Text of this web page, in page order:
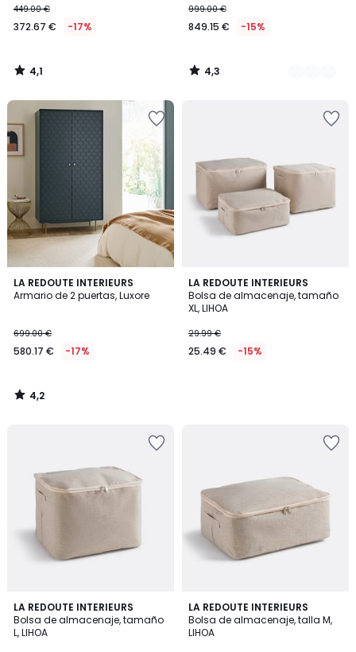
449.00 €
372.67 € -17%
4,1
/
999.00 €
849.15 € -15%
4,3
/
LA REDOUTE INTERIEURS
Armario de 2 puertas, Luxore
699.00 €
580.17 € -17%
4,2
/ 5
4,2
/
LA REDOUTE INTERIEURS
Bolsa de almacenaje, tamaño
XL, LIHOA
29.99 €
25.49 € -15%
LA REDOUTE INTERIEURS
Bolsa de almacenaje, tamaño
L, LIHOA
LA REDOUTE INTERIEURS
Bolsa de almacenaje, talla M,
LIHOA